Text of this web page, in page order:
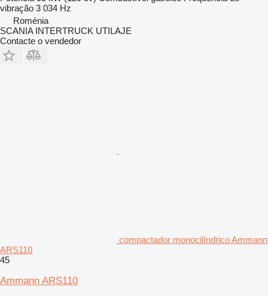
vibração 3 034 Hz
Roménia
SCANIA INTERTRUCK UTILAJE
Contacte o vendedor
compactador monocilíndrico Ammann
ARS110
45
Ammann ARS110